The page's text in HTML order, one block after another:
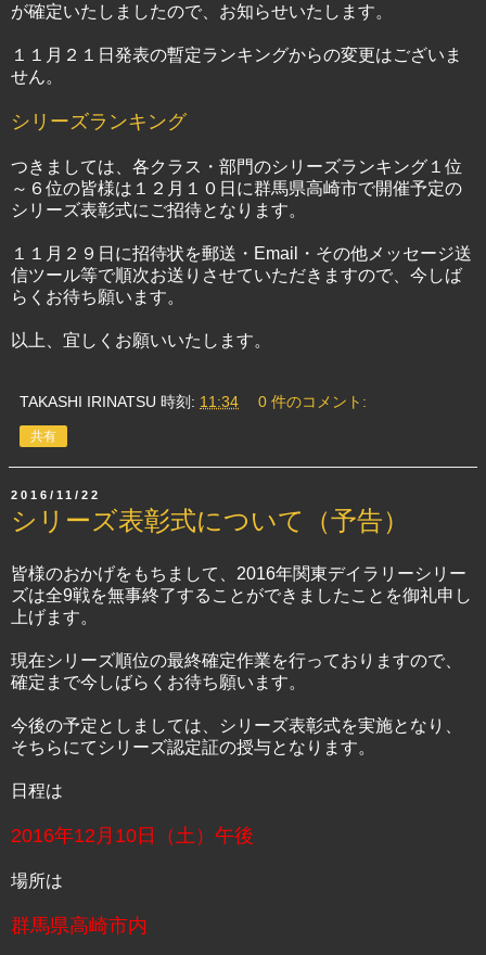
が確定いたしましたので、お知らせいたします。
１１月２１日発表の暫定ランキングからの変更はございま
せん。
シリーズランキング
つきましては、各クラス・部門のシリーズランキング１位
～６位の皆様は１２月１０日に群馬県高崎市で開催予定の
シリーズ表彰式にご招待となります。
１１月２９日に招待状を郵送・Email・その他メッセージ送
信ツール等で順次お送りさせていただきますので、今しば
らくお待ち願います。
以上、宜しくお願いいたします。
TAKASHI IRINATSU 時刻: 11:34 0 件のコメント:
共有
2016/11/22
シリーズ表彰式について（予告）
皆様のおかげをもちまして、2016年関東デイラリーシリー
ズは全9戦を無事終了することができましたことを御礼申し
上げます。
現在シリーズ順位の最終確定作業を行っておりますので、
確定まで今しばらくお待ち願います。
今後の予定としましては、シリーズ表彰式を実施となり、
そちらにてシリーズ認定証の授与となります。
日程は
2016年12月10日（土）午後
場所は
群馬県高崎市内